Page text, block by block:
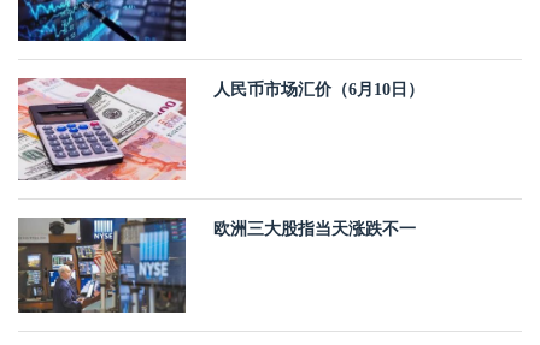
人民币市场汇价（6月10日）
欧洲三大股指当天涨跌不一